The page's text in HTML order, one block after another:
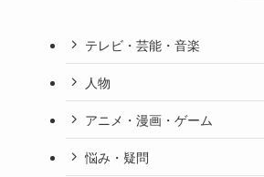
テレビ・芸能・音楽
人物
アニメ・漫画・ゲーム
悩み・疑問